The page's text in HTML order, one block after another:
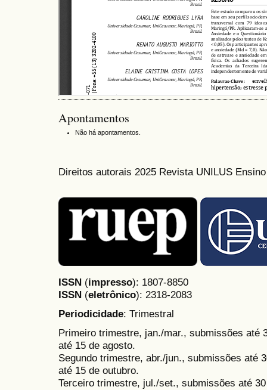
Apontamentos
Não há apontamentos.
Direitos autorais 2025 Revista UNILUS
ISSN (impresso): 1807-8850
ISSN (eletrônico): 2318-2083
Periodicidade: Trimestral
Primeiro trimestre, jan./mar., submissões até
até 15 de agosto.
Segundo trimestre, abr./jun., submissões até
até 15 de outubro.
Terceiro trimestre, jul./set., submissões até